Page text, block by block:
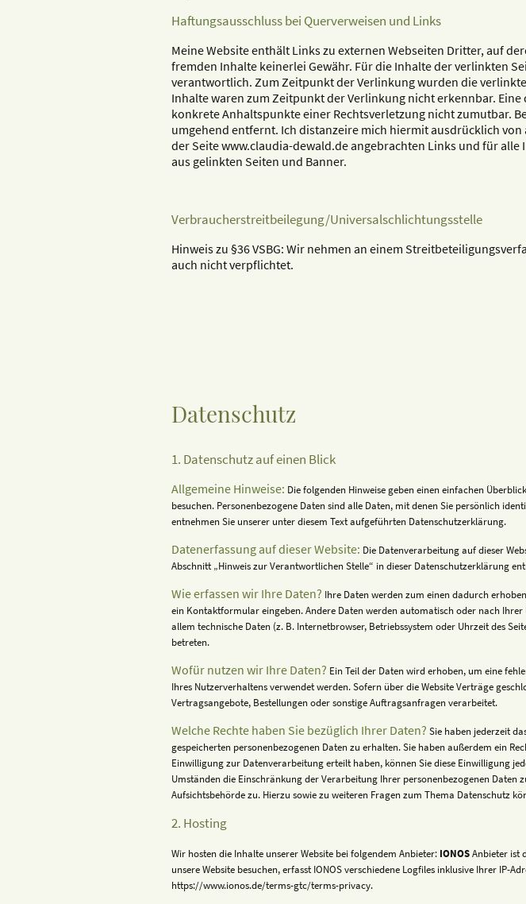
Haftungsausschluss bei Querverweisen und Links
Meine Website enthält Links zu externen Webseiten Dritter, auf
fremden Inhalte keinerlei Gewähr. Für die Inhalte der verlinkten
verantwortlich. Zum Zeitpunkt der Verlinkung wurden die
Inhalte waren zum Zeitpunkt der Verlinkung nicht erkennbar.
konkrete Anhaltspunkte einer Rechtsverletzung nicht zumutbar.
umgehend entfernt. Ich distanzeire mich hiermit ausdrücklich
der Seite www.claudia-dewald.de angebrachten Links und für
aus gelinkten Seiten und Banner.
Verbraucherstreitbeilegung/Universalschlichtungsstelle
Hinweis zu §36 VSBG: Wir nehmen an einem
auch nicht verpflichtet.
Datenschutz
1. Datenschutz auf einen Blick
Allgemeine Hinweise: Die folgenden Hinweise geben einen einfachen
besuchen. Personenbezogene Daten sind alle Daten, mit denen Sie persönlich
entnehmen Sie unserer unter diesem Text aufgeführten Datenschutzerklärung.
Datenerfassung auf dieser Website: Die Datenverarbeitung auf dieser
Abschnitt „Hinweis zur Verantwortlichen Stelle“ in dieser Datenschutzerklärung
Wie erfassen wir Ihre Daten? Ihre Daten werden zum einen dadurch
ein Kontaktformular eingeben. Andere Daten werden automatisch oder nach
allem technische Daten (z. B. Internetbrowser, Betriebssystem oder Uhrzeit des
betreten.
Wofür nutzen wir Ihre Daten? Ein Teil der Daten wird erhoben, um eine
Ihres Nutzerverhaltens verwendet werden. Sofern über die Website Verträge
Vertragsangebote, Bestellungen oder sonstige Auftragsanfragen verarbeitet.
Welche Rechte haben Sie bezüglich Ihrer Daten? Sie haben jederzeit
gespeicherten personenbezogenen Daten zu erhalten. Sie haben außerdem ein
Einwilligung zur Datenverarbeitung erteilt haben, können Sie diese Einwilligung
Umständen die Einschränkung der Verarbeitung Ihrer personenbezogenen Daten
Aufsichtsbehörde zu. Hierzu sowie zu weiteren Fragen zum Thema Datenschutz
2. Hosting
Wir hosten die Inhalte unserer Website bei folgendem Anbieter: IONOSAnbieter ist
unsere Website besuchen, erfasst IONOS verschiedene Logfiles inklusive Ihrer IP-
https://www.ionos.de/terms-gtc/terms-privacy.